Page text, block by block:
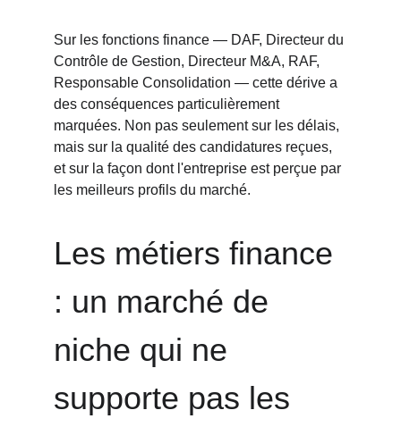
Sur les fonctions finance — DAF, Directeur du
Contrôle de Gestion, Directeur M&A, RAF,
Responsable Consolidation — cette dérive a
des conséquences particulièrement
marquées. Non pas seulement sur les délais,
mais sur la qualité des candidatures reçues,
et sur la façon dont l'entreprise est perçue par
les meilleurs profils du marché.
Les métiers finance
: un marché de
niche qui ne
supporte pas les